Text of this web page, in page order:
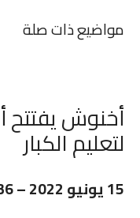
مواضيع ذات صلة
أخنوش يفتتح
لتعليم الكبار
15 يونيو 2022 – 2:36 م